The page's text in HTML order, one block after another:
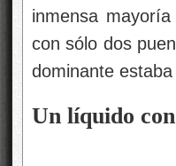
inmensa
con sólo dos
dominante
Un líquido